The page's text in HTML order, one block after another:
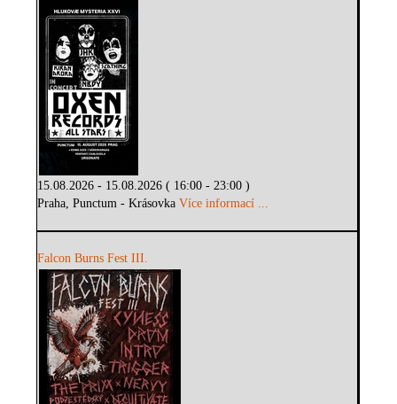
15.08.2026 - 15.08.2026 ( 16:00 - 23:00 )
Praha, Punctum - KrásovkaVíce informací ...
Falcon Burns Fest III.